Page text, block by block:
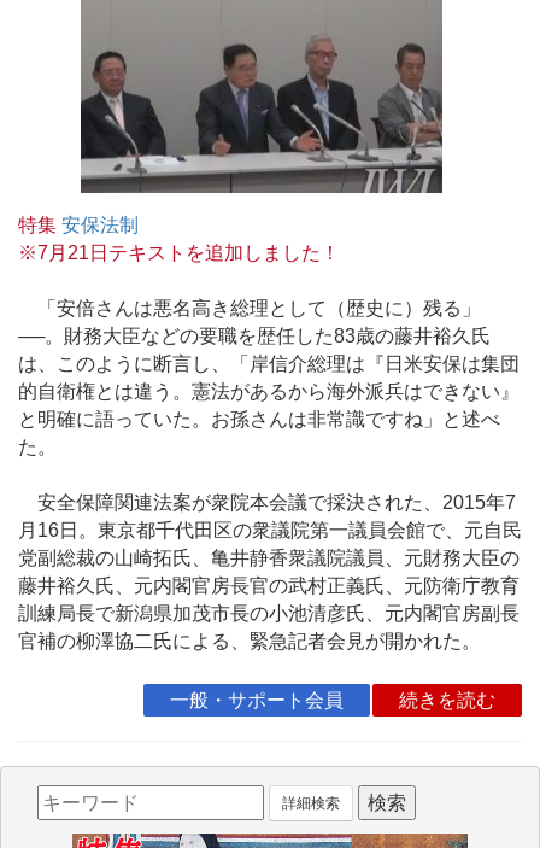
特集 安保法制
※7月21日テキストを追加しました！
「安倍さんは悪名高き総理として（歴史に）残る」
──。財務大臣などの要職を歴任した83歳の藤井裕久氏
は、このように断言し、「岸信介総理は『日米安保は集団
的自衛権とは違う。憲法があるから海外派兵はできない』
と明確に語っていた。お孫さんは非常識ですね」と述べ
た。
安全保障関連法案が衆院本会議で採決された、2015年7
月16日。東京都千代田区の衆議院第一議員会館で、元自民
党副総裁の山崎拓氏、亀井静香衆議院議員、元財務大臣の
藤井裕久氏、元内閣官房長官の武村正義氏、元防衛庁教育
訓練局長で新潟県加茂市長の小池清彦氏、元内閣官房副長
官補の柳澤協二氏による、緊急記者会見が開かれた。
一般・サポート会員 続きを読む
詳細検索